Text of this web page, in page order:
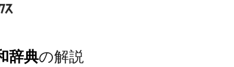
辞典の解説